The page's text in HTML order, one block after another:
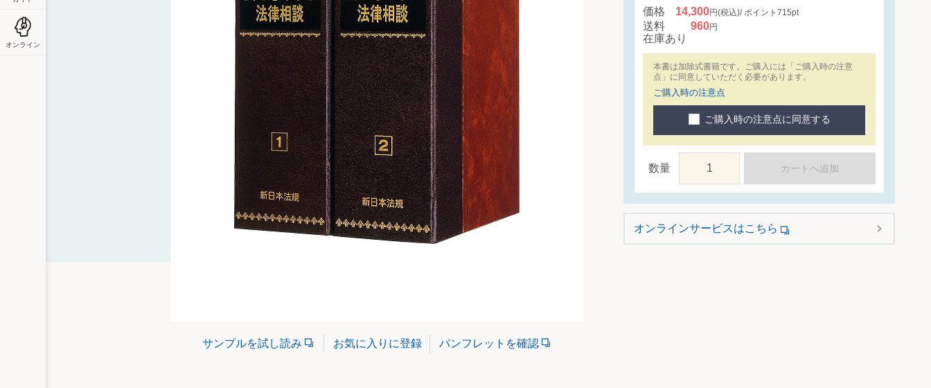
オンライン
サンプルを試し読み お気に入りに登録 パンフレットを確認
価格 14,300円(税込) ポイント 715pt
送料 960円
在庫あり
本書は加除式書籍です。ご購入には「ご購入時の注意
点」に同意していただく必要があります。
ご購入時の注意点
ご購入時の注意点に同意する
数量 カートへ追加
オンラインサービスはこちら